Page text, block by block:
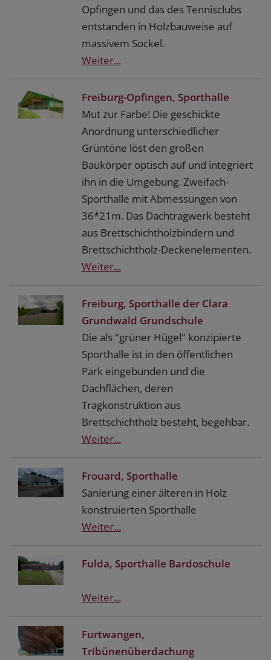
Opfingen und das des Tennisclubs
entstanden in Holzbauweise auf
massivem Sockel.
Weiter...
Freiburg-Opfingen, Sporthalle
Mut zur Farbe! Die geschickte
Anordnung unterschiedlicher
Grüntöne löst den großen
Baukörper optisch auf und integriert
ihn in die Umgebung. Zweifach-
Sporthalle mit Abmessungen von
36*21m. Das Dachtragwerk besteht
aus Brettschichtholzbindern und
Brettschichtholz-Deckenelementen.
Weiter...
Freiburg, Sporthalle der Clara
Grundwald Grundschule
Die als "grüner Hügel" konzipierte
Sporthalle ist in den öffentlichen
Park eingebunden und die
Dachflächen, deren
Tragkonstruktion aus
Brettschichtholz besteht, begehbar.
Weiter...
Frouard, Sporthalle
Sanierung einer älteren in Holz
konstruierten Sporthalle
Weiter...
Fulda, Sporthalle Bardoschule
Weiter...
Furtwangen,
Tribünenüberdachung